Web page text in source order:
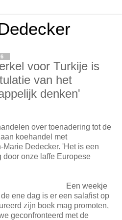
voor Turkije is
van het
denken'
over toenadering tot de
koehandel met
Dedecker. 'Het is een
onze laffe Europese
ene dag is er een salafist op
zijn boek mag promoten,
geconfronteerd met de